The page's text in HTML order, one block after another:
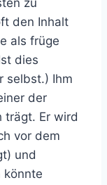
zu
den Inhalt
als früge
dies
selbst.) Ihm
der
trägt. Er wird
vor dem
und
könnte